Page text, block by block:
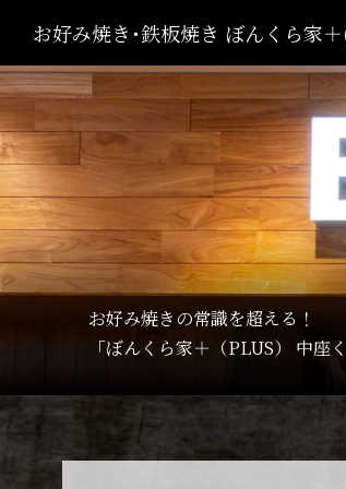
お好み焼き･鉄板焼き ぼんくら家
お好み焼きの常識を超える！
「ぼんくら家＋（PLUS） 中座